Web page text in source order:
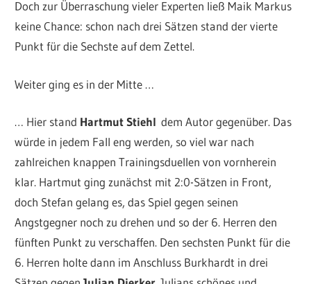
Doch zur Überraschung vieler Experten ließ Maik Markus
keine Chance: schon nach drei Sätzen stand der vierte
Punkt für die Sechste auf dem Zettel.
Weiter ging es in der Mitte …
… Hier stand Hartmut Stiehl dem Autor gegenüber. Das
würde in jedem Fall eng werden, so viel war nach
zahlreichen knappen Trainingsduellen von vornherein
klar. Hartmut ging zunächst mit 2:0-Sätzen in Front,
doch Stefan gelang es, das Spiel gegen seinen
Angstgegner noch zu drehen und so der 6. Herren den
fünften Punkt zu verschaffen. Den sechsten Punkt für die
6. Herren holte dann im Anschluss Burkhardt in drei